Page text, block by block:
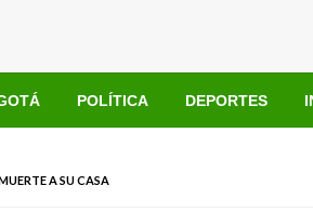
POLÍTICA DEPORTES
A SU CASA